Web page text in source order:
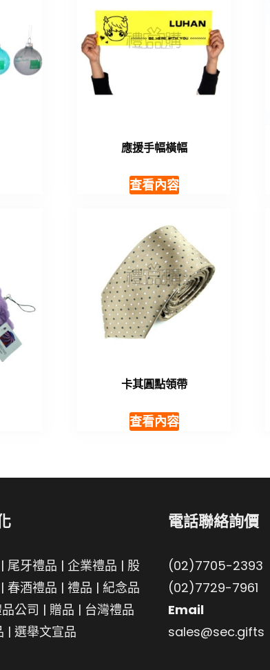
應援手幅橫幅
查看內容
卡其圓點領帶
查看內容
尾牙禮品 | 企業禮品 | 股
春酒禮品 | 禮品 | 紀念品
公司 | 贈品 | 台灣禮品
| 選舉文宣品
電話聯絡詢價
(02)7705-2393
(02)7729-7961
Email
sales@sec.gifts